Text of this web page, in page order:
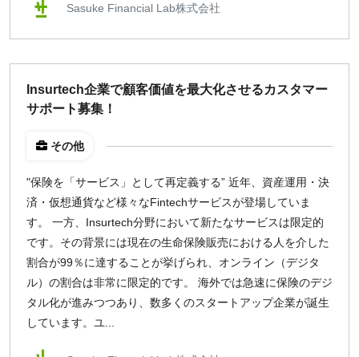
Sasuke Financial Lab株式会社
Insurtech企業で顧客価値を最大化させるカスタマー
サポート募集！
その他
"保険を「サービス」として再定義する” 近年、資産運用・決
済・仮想通貨など様々なFintechサービスが登場していま
す。 一方、Insurtech分野において新たなサービスは限定的
です。その背景には現在の生命保険販売における人を介した
割合が99％に達することが挙げられ、オンライン（デジタ
ル）の割合は非常に限定的です。 海外では急速に保険のデジ
タル化が進みつつあり、数多くのスタートアップ企業が誕生
しています。ユ...